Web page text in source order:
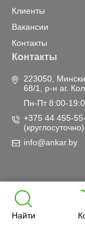
Найти
Клиенты
Вакансии
Контакты
Контакты
223050,
68/1, р-н аг.
Пн-Пт 8:00-
+375 44 455-
(круглосуточно)
info@ankar.by
Мы в социальных
сетях